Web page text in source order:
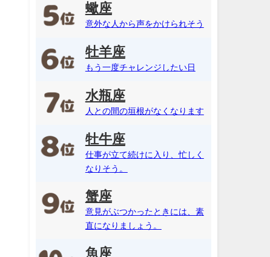
蠍座
意外な人から声をかけられそう
牡羊座
もう一度チャレンジしたい日
水瓶座
人との間の垣根がなくなります
牡牛座
仕事が立て続けに入り、忙しく
なりそう。
蟹座
意見がぶつかったときには、素
直になりましょう。
魚座